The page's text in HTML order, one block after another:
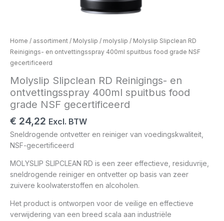
Home / assortiment / Molyslip / molyslip / Molyslip Slipclean RD
Reinigings- en ontvettingsspray 400ml spuitbus food grade NSF
gecertificeerd
Molyslip Slipclean RD Reinigings- en
ontvettingsspray 400ml spuitbus food
grade NSF gecertificeerd
€ 24,22 Excl. BTW
Sneldrogende ontvetter en reiniger van voedingskwaliteit,
NSF-gecertificeerd
MOLYSLIP SLIPCLEAN RD is een zeer effectieve, residuvrije,
sneldrogende reiniger en ontvetter op basis van zeer
zuivere koolwaterstoffen en alcoholen.
Het product is ontworpen voor de veilige en effectieve
verwijdering van een breed scala aan industriële